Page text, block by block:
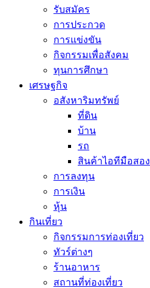
รับสมัคร
การประกวด
การแข่งขัน
กิจกรรมเพื่อสังคม
ทุนการศึกษา
เศรษฐกิจ
อสังหาริมทรัพย์
ที่ดิน
บ้าน
รถ
สินค้าไอทีมือสอง
การลงทุน
การเงิน
หุ้น
กินเที่ยว
กิจกรรมการท่องเที่ยว
ทัวร์ต่างๆ
ร้านอาหาร
สถานที่ท่องเที่ยว